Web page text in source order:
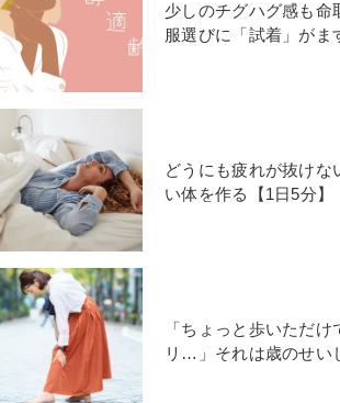
少しのチグハグ感も命
服選びに「試着」がま
どうにも疲れが抜けな
い体を作る【1日5分】
「ちょっと歩いただ
リ…」それは歳のせい